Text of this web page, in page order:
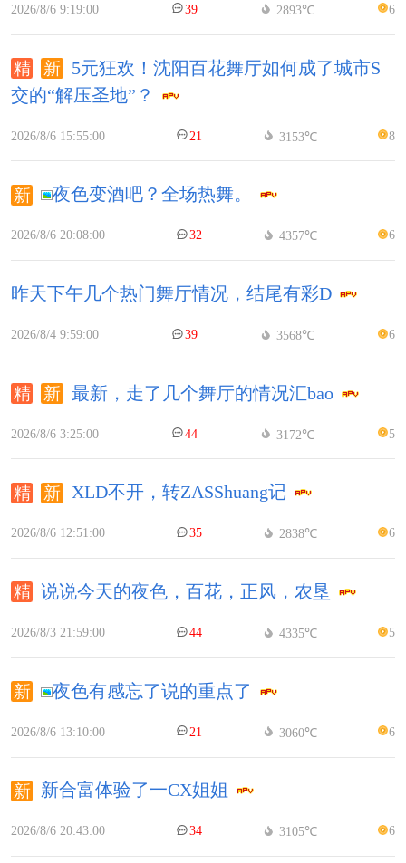
2026/8/6 9:19:00 39 2893℃ 6
5元狂欢！沈阳百花舞厅如何成了城市S
交的“解压圣地”？
2026/8/6 15:55:00 21 3153℃ 8
夜色变酒吧？全场热舞。
2026/8/6 20:08:00 32 4357℃ 6
昨天下午几个热门舞厅情况，结尾有彩D
2026/8/4 9:59:00 39 3568℃ 6
最新，走了几个舞厅的情况汇bao
2026/8/6 3:25:00 44 3172℃ 5
XLD不开，转ZASShuang记
2026/8/6 12:51:00 35 2838℃ 6
说说今天的夜色，百花，正风，农垦
2026/8/3 21:59:00 44 4335℃ 5
夜色有感忘了说的重点了
2026/8/6 13:10:00 21 3060℃ 6
新合富体验了一CX姐姐
2026/8/6 20:43:00 34 3105℃ 6